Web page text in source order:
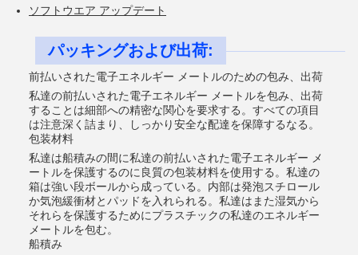
ソフトウエア アップデート
パッキングおよび出荷:
前払いされた電子エネルギー メートルのための包み、出荷
私達の前払いされた電子エネルギー メートルを包み、出荷
することは細部への精密な関心を要求する。すべての項目
は注意深く詰まり、しっかり安全な配達を保障するなる。
包装材料
私達は船積みの間に私達の前払いされた電子エネルギー メ
ートルを保護するのに良質の包装材料を使用する。私達の
箱は強い段ボールから成っている。内部は発泡スチロール
か気泡緩衝材とパッドを入れられる。私達はまた湿気から
それらを保護するためにプラスチックの私達のエネルギー
メートルを包む。
船積み